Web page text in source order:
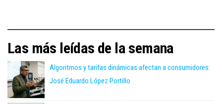
Las más leídas de la semana
Algoritmos y tarifas dinámicas afectan a consumidores:
José Eduardo López Portillo